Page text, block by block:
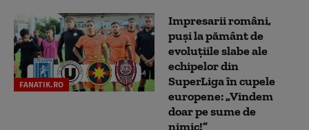
FANATIK.RO
Impresarii români,
puși la pământ de
evoluțiile slabe ale
echipelor din
SuperLiga în cupele
europene: „Vindem
doar pe sume de
nimic!”